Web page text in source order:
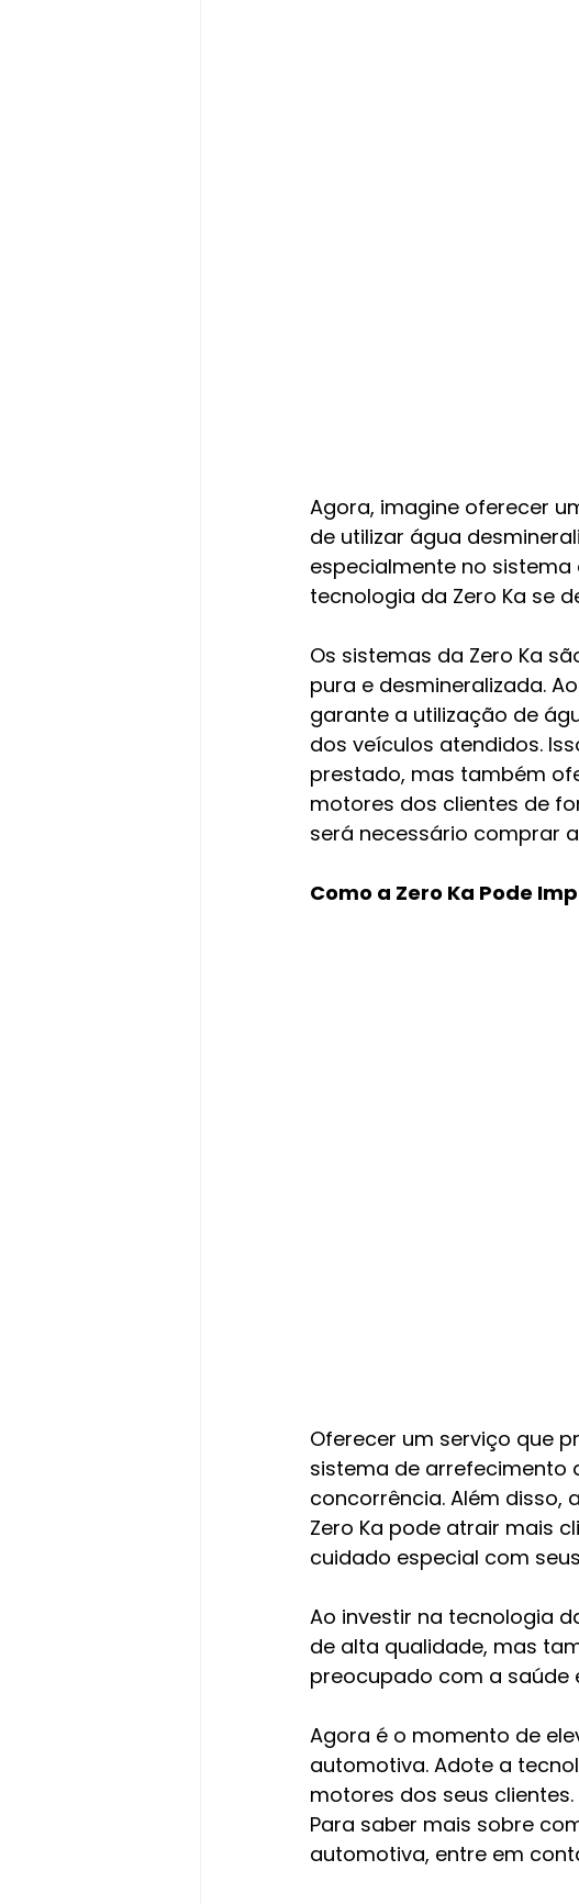
Agora, imagine oferecer
de utilizar água
especialmente no sistema
tecnologia da Zero Ka se
Os sistemas da Zero Ka
pura e desmineralizada.
garante a utilização de
dos veículos atendidos.
prestado, mas também
motores dos clientes de
será necessário comprar
Como a Zero Ka Pode
Oferecer um serviço que
sistema de arrefecimento
concorrência. Além
Zero Ka pode atrair mais
cuidado especial com
Ao investir na tecnologia
de alta qualidade, mas
preocupado com a saúde
Agora é o momento de
automotiva. Adote a
motores dos seus clientes.
Para saber mais sobre
automotiva, entre em